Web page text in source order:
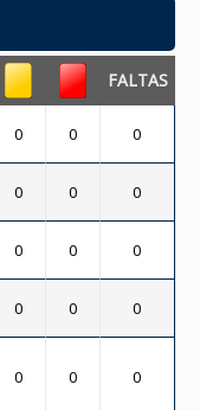
FALTAS
0 0 0
0 0 0
0 0 0
0 0 0
0 0 0